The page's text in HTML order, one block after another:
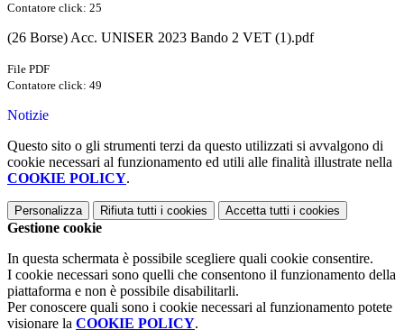
Contatore click: 25
(26 Borse) Acc. UNISER 2023 Bando 2 VET (1).pdf
File PDF
Contatore click: 49
Notizie
Questo sito o gli strumenti terzi da questo utilizzati si avvalgono di
cookie necessari al funzionamento ed utili alle finalità illustrate nella
COOKIE POLICY.
Personalizza Rifiuta tutti i cookies Accetta tutti i cookies
Gestione cookie
In questa schermata è possibile scegliere quali cookie consentire.
I cookie necessari sono quelli che consentono il funzionamento della
piattaforma e non è possibile disabilitarli.
Per conoscere quali sono i cookie necessari al funzionamento potete
visionare la COOKIE POLICY.